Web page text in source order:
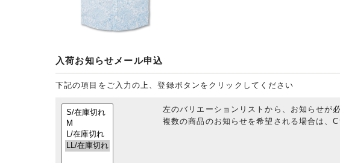
入荷お知らせメール申込
下記の項目をご入力の上、登録ボタンをクリックしてください
左のバリエーションリストから、お知らせが
複数の商品のお知らせを希望される場合は、